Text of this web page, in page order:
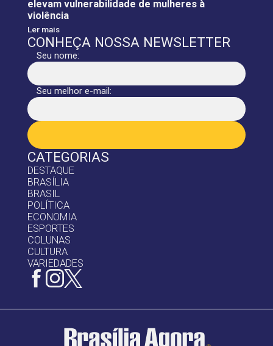
CATEGORIAS
DESTAQUE
BRASÍLIA
BRASIL
POLÍTICA
ECONOMIA
ESPORTES
COLUNAS
CULTURA
VARIEDADES
elevam vulnerabilidade de mulheres à
violência
Ler mais
CONHEÇA NOSSA NEWSLETTER
Seu nome:
Seu melhor e-mail: